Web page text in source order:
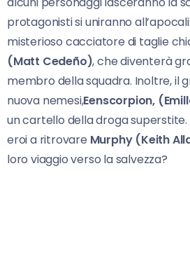
protagonisti si uniranno
misterioso cacciatore di taglie
(Matt Cedeño), che diventerà
membro della squadra. Inoltre, il
nuova nemesi,Eenscorpion,
un cartello della droga superstite.
eroi a ritrovare Murphy (Keith
loro viaggio verso la salvezza?